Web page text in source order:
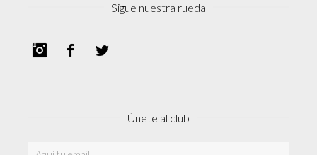
Sigue nuestra rueda
InstagramFacebook
Únete al club